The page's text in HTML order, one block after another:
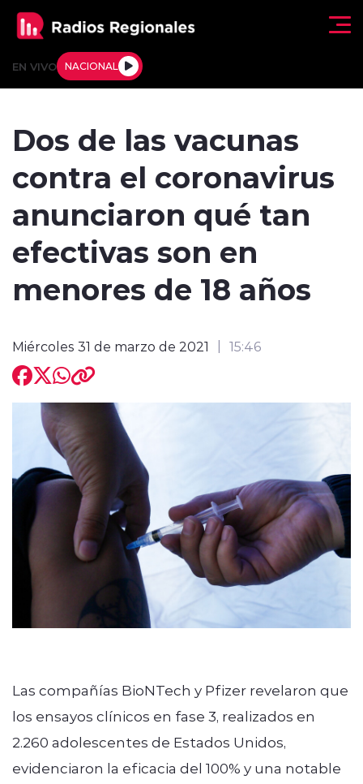
EN VIVO NACIONAL
Tendencias
Deportes
Entrevistas
modo claro
Dos de las vacunas
contra el coronavirus
anunciaron qué tan
efectivas son en
menores de 18 años
Miércoles 31 de marzo de 2021 15:46
Las compañías BioNTech y Pfizer revelaron que
los ensayos clínicos en fase 3, realizados en
2.260 adolescentes de Estados Unidos,
evidenciaron la eficacia del 100% y una notable